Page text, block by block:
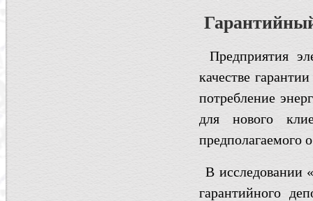
Предприятия
качестве
потребление
для нового
предполагаемого
В исследовании
гарантийного